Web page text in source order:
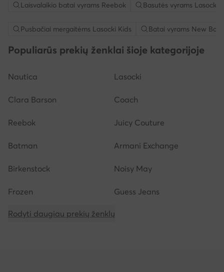
Laisvalaikio batai vyrams Reebok Basutės vyrams Lasocki
Pusbačiai mergaitėms Lasocki Kids Batai vyrams New
Populiarūs prekių ženklai šioje kategorijoje
Nautica Lasocki
Clara Barson Coach
Reebok Juicy Couture
Batman Armani Exchange
Birkenstock Noisy May
Frozen Guess Jeans
Rodyti daugiau prekių ženklų